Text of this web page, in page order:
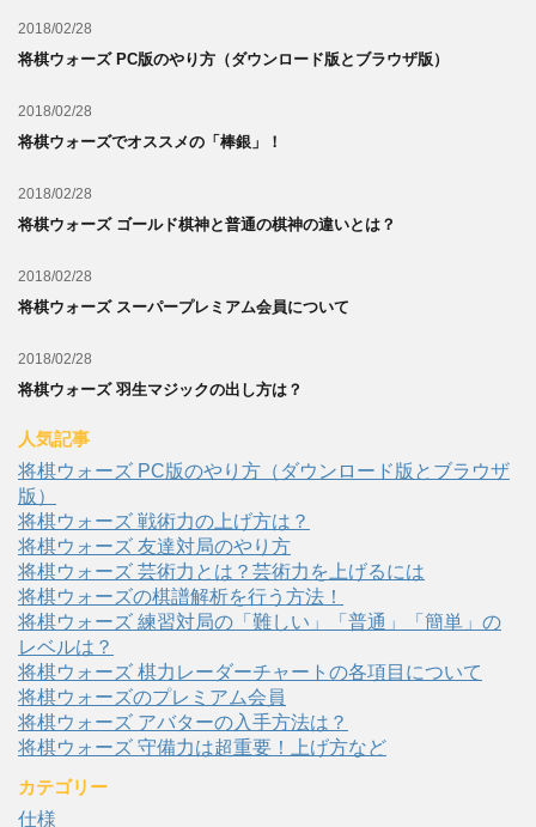
2018/02/28
将棋ウォーズ PC版のやり方（ダウンロード版とブラウザ版）
2018/02/28
将棋ウォーズでオススメの「棒銀」！
2018/02/28
将棋ウォーズ ゴールド棋神と普通の棋神の違いとは？
2018/02/28
将棋ウォーズ スーパープレミアム会員について
2018/02/28
将棋ウォーズ 羽生マジックの出し方は？
人気記事
将棋ウォーズ PC版のやり方（ダウンロード版とブラウザ
版）
将棋ウォーズ 戦術力の上げ方は？
将棋ウォーズ 友達対局のやり方
将棋ウォーズ 芸術力とは？芸術力を上げるには
将棋ウォーズの棋譜解析を行う方法！
将棋ウォーズ 練習対局の「難しい」「普通」「簡単」の
レベルは？
将棋ウォーズ 棋力レーダーチャートの各項目について
将棋ウォーズのプレミアム会員
将棋ウォーズ アバターの入手方法は？
将棋ウォーズ 守備力は超重要！上げ方など
カテゴリー
仕様